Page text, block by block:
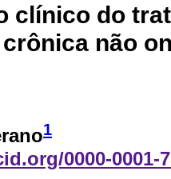
clínico do
não
1
0000-0001-